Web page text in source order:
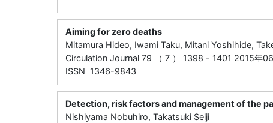
Aiming for zero deaths
Mitamura Hideo, Iwami Taku, Mitani Yoshihide,
Circulation Journal 79 （ 7 ） 1398 - 1401 2015年
ISSN 1346-9843
Detection, risk factors and management of the
Nishiyama Nobuhiro, Takatsuki Seiji